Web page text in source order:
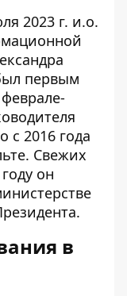
2023 г. и.о.
первым
с 2016 года
Свежих
он
в